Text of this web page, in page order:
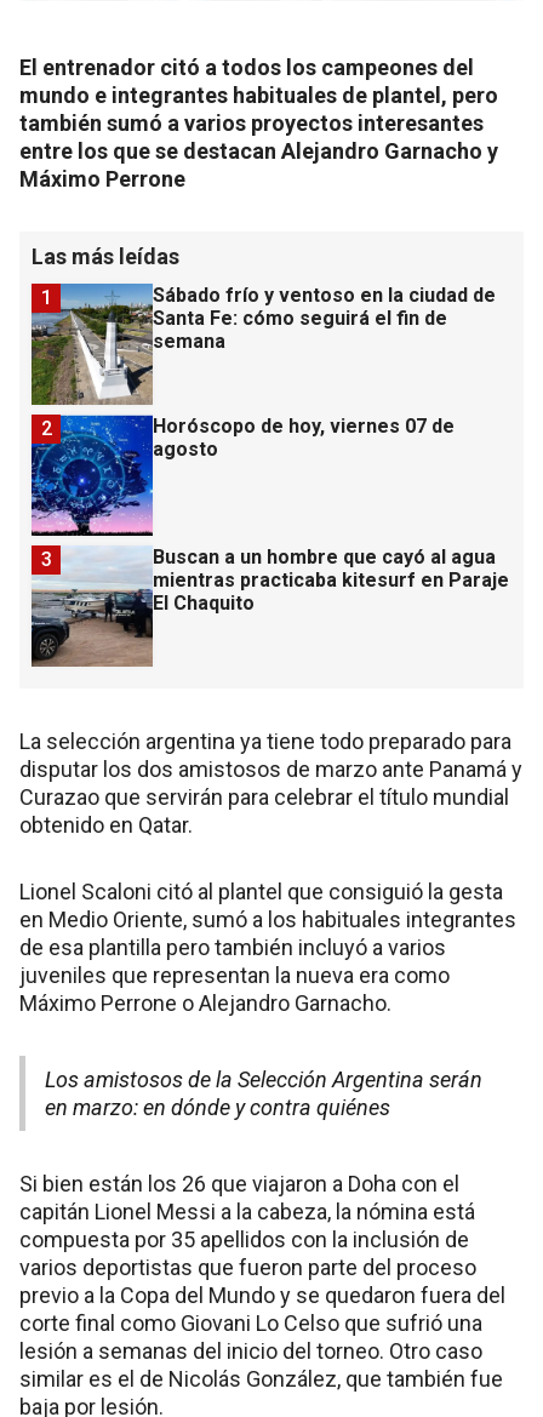
El entrenador citó a todos los campeones del
mundo e integrantes habituales de plantel, pero
también sumó a varios proyectos interesantes
entre los que se destacan Alejandro Garnacho y
Máximo Perrone
Las más leídas
Sábado frío y ventoso en la ciudad de
Santa Fe: cómo seguirá el fin de
semana
1
Horóscopo de hoy, viernes 07 de
agosto
2
Buscan a un hombre que cayó al agua
mientras practicaba kitesurf en Paraje
El Chaquito
3
La selección argentina ya tiene todo preparado para
disputar los dos amistosos de marzo ante Panamá y
Curazao que servirán para celebrar el título mundial
obtenido en Qatar.
Lionel Scaloni citó al plantel que consiguió la gesta
en Medio Oriente, sumó a los habituales integrantes
de esa plantilla pero también incluyó a varios
juveniles que representan la nueva era como
Máximo Perrone o Alejandro Garnacho.
Los amistosos de la Selección Argentina serán
en marzo: en dónde y contra quiénes
Si bien están los 26 que viajaron a Doha con el
capitán Lionel Messi a la cabeza, la nómina está
compuesta por 35 apellidos con la inclusión de
varios deportistas que fueron parte del proceso
previo a la Copa del Mundo y se quedaron fuera del
corte final como Giovani Lo Celso que sufrió una
lesión a semanas del inicio del torneo. Otro caso
similar es el de Nicolás González, que también fue
baja por lesión.